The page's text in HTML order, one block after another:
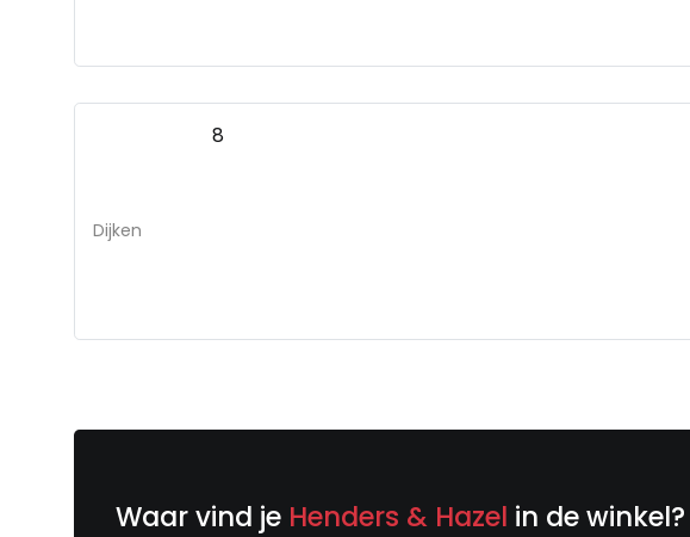
8
Dijken
Waar vind je Henders & Hazel in de winkel?